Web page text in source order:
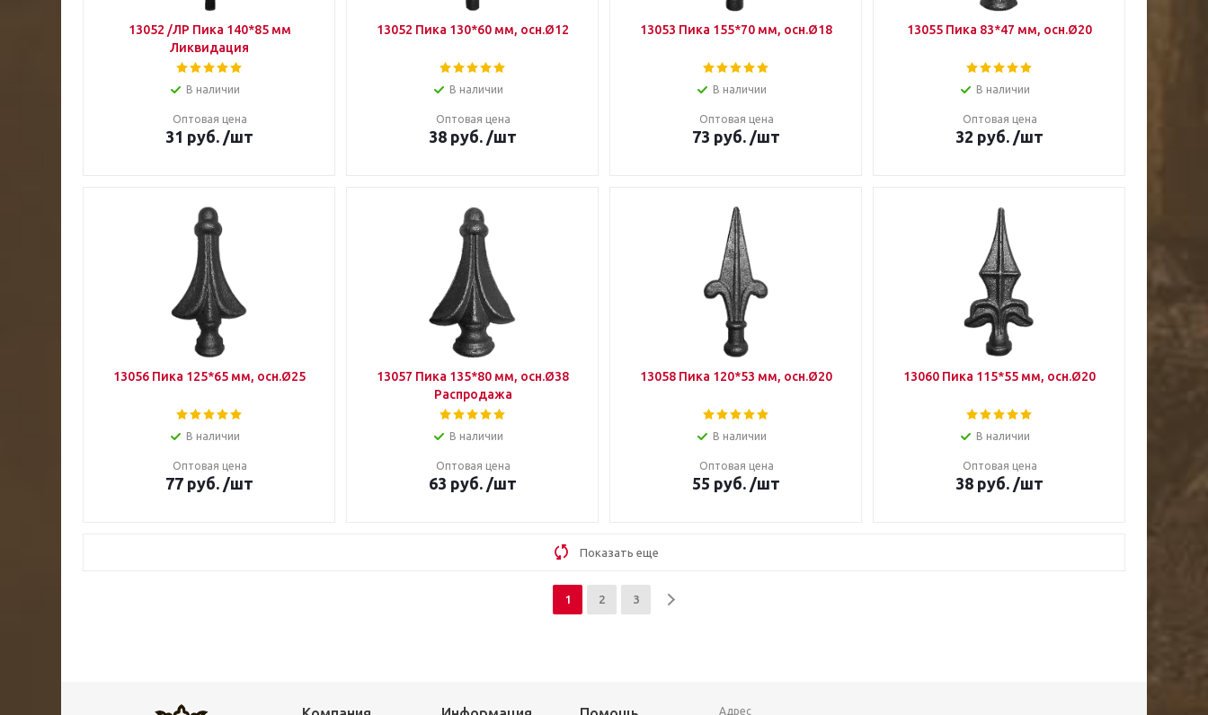
13052 /ЛР Пика 140*85 мм
Ликвидация
В наличии
Оптовая цена
31 руб. /шт
13052 Пика 130*60 мм, осн.Ø12
В наличии
Оптовая цена
38 руб. /шт
13053 Пика 155*70 мм, осн.Ø18
В наличии
Оптовая цена
73 руб. /шт
13055 Пика 83*47 мм, осн.Ø20
В наличии
Оптовая цена
32 руб. /шт
13056 Пика 125*65 мм, осн.Ø25
В наличии
Оптовая цена
77 руб. /шт
13057 Пика 135*80 мм, осн.Ø38
Распродажа
В наличии
Оптовая цена
63 руб. /шт
13058 Пика 120*53 мм, осн.Ø20
В наличии
Оптовая цена
55 руб. /шт
13060 Пика 115*55 мм, осн.Ø20
В наличии
Оптовая цена
38 руб. /шт
Показать еще
1 2 3
Адрес